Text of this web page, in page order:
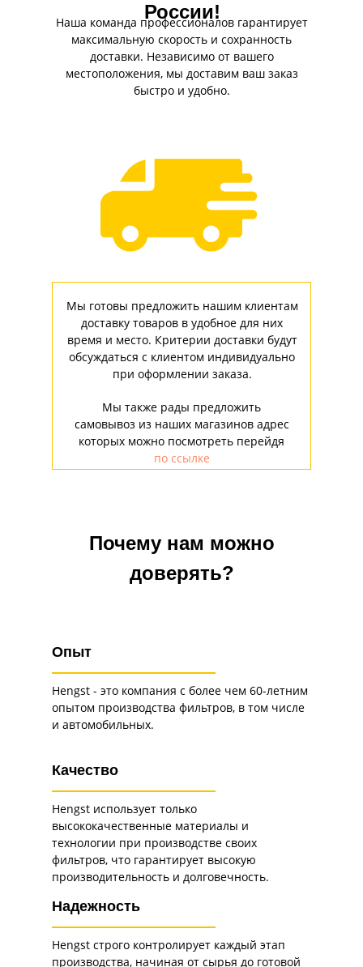
России!
Мы готовы предложить нашим клиентам
доставку товаров в удобное для них
время и место. Критерии доставки будут
обсуждаться с клиентом индивидуально
при оформлении заказа.
Мы также рады предложить
самовывоз из наших магазинов адрес
которых можно посмотреть перейдя
по ссылке
Наша команда профессионалов гарантирует
максимальную скорость и сохранность
доставки. Независимо от вашего
местоположения, мы доставим ваш заказ
быстро и удобно.
Почему нам можно
доверять?
Опыт
Hengst - это компания с более чем 60-летним
опытом производства фильтров, в том числе
и автомобильных.
Качество
Надежность
Hengst использует только
высококачественные материалы и
технологии при производстве своих
фильтров, что гарантирует высокую
производительность и долговечность.
Hengst строго контролирует каждый этап
производства, начиная от сырья до готовой